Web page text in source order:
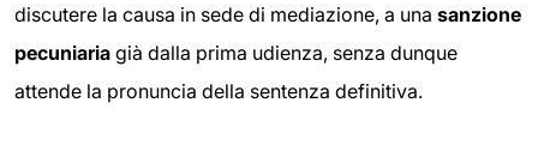
discutere la causa in sede di mediazione, a una sanzione
pecuniaria già dalla prima udienza, senza dunque
attende la pronuncia della sentenza definitiva.